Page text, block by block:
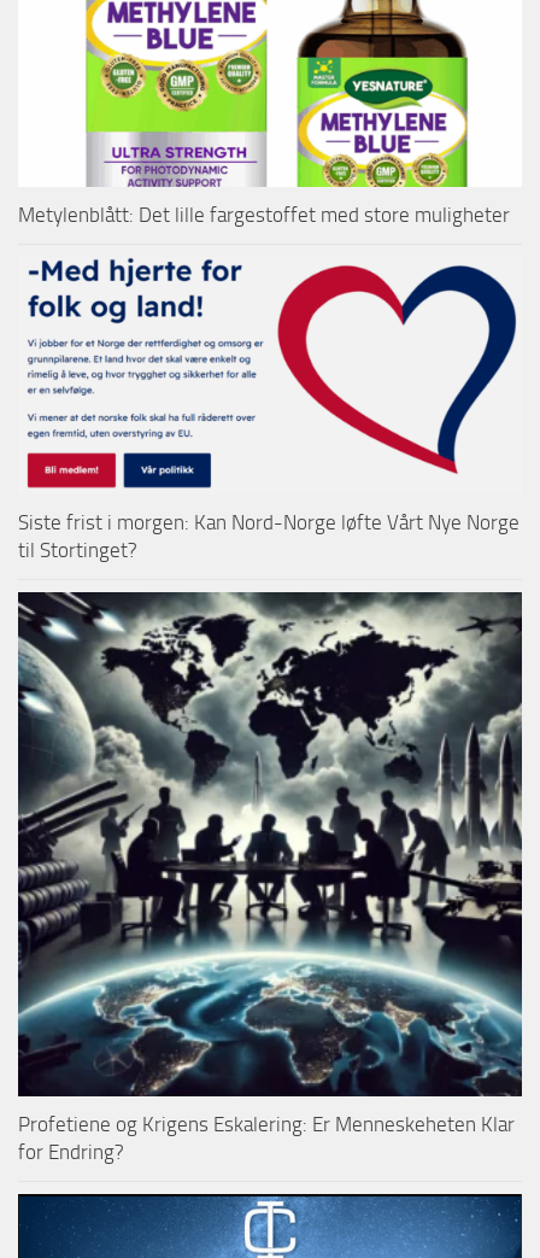
Metylenblått: Det lille fargestoffet med store muligheter
Siste frist i morgen: Kan Nord-Norge løfte Vårt Nye Norge
til Stortinget?
Profetiene og Krigens Eskalering: Er Menneskeheten Klar
for Endring?